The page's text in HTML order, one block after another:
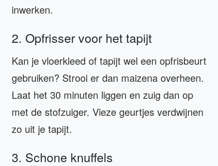
inwerken.
2. Opfrisser voor het tapijt
Kan je vloerkleed of tapijt wel een opfrisbeurt
gebruiken? Strooi er dan maizena overheen.
Laat het 30 minuten liggen en zuig dan op
met de stofzuiger. Vieze geurtjes verdwijnen
zo uit je tapijt.
3. Schone knuffels